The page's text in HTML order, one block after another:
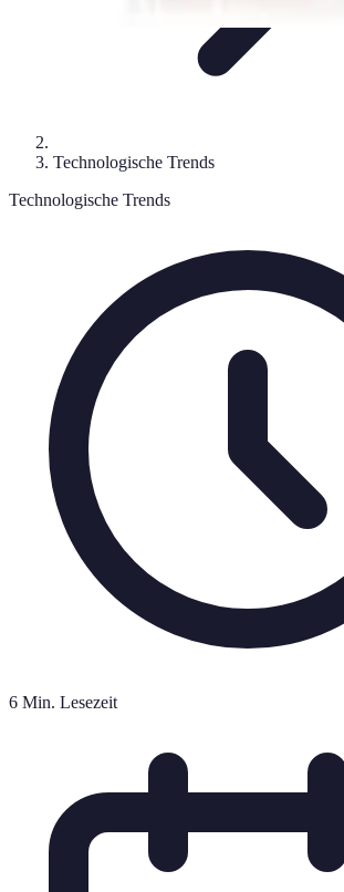
Technologische Trends
Technologische Trends
6 Min. Lesezeit